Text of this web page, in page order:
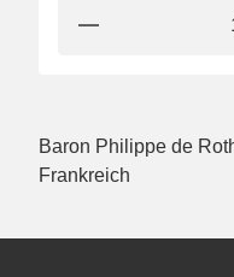
Baron Philippe de
Frankreich